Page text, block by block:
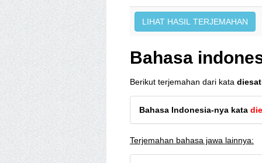
Bahasa
Berikut terjemahan dari kata diesat
Bahasa Indonesia-nya kata
Terjemahan bahasa jawa lainnya: